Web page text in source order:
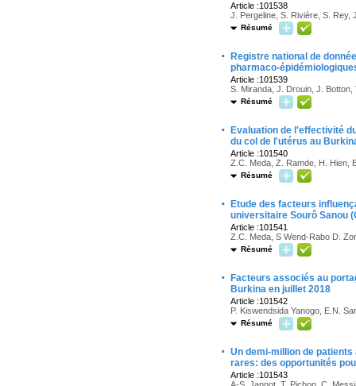
Article :101538
J. Pergeline, S. Rivière, S. Rey,
Résumé
·
Registre national de
pharmaco-
Article :101539
S. Miranda, J. Drouin, J.
Résumé
·
Evaluation de l'effectivité
du col de l'utérus au
Article :101540
Z.C. Meda, Z. Ramde, H. Hien,
Résumé
·
Etude des facteurs
universitaire Sourô Sanou
Article :101541
Z.C. Meda, S Wend-Rabo D.
Résumé
·
Facteurs associés au
Burkina en juillet 2018
Article :101542
P. Kiswendsida Yanogo, E.N.
Résumé
· Un demi-million de
rares: des opportunités
Article :101543